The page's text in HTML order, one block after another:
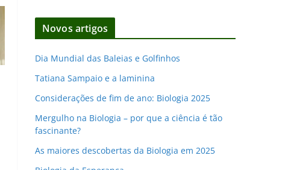
d
e
a
i
Novos artigos
Dia Mundial das Baleias e Golfinhos
Tatiana Sampaio e a laminina
Considerações de fim de ano: Biologia 2025
Mergulho na Biologia – por que a ciência é tão
fascinante?
As maiores descobertas da Biologia em 2025